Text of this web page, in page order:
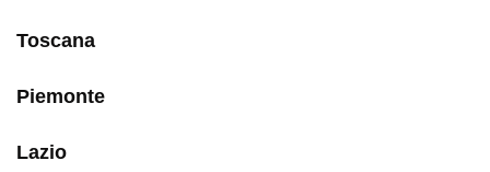
Toscana
Piemonte
Lazio